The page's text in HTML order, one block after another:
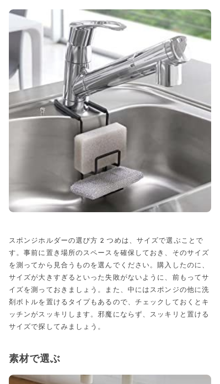
スポンジホルダーの選び方2つめは、サイズで選ぶことで
す。事前に置き場所のスペースを確保しておき、そのサイズ
を測ってから見合うものを選んでください。購入したのに、
サイズが大きすぎるといった失敗がないように、前もってサ
イズを測っておきましょう。また、中にはスポンジの他に洗
剤ボトルを置けるタイプもあるので、チェックしておくとキ
ッチンがスッキリします。邪魔にならず、スッキリと置ける
サイズで探してみましょう。
素材で選ぶ